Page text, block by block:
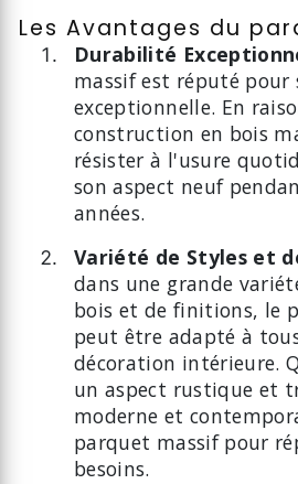
Les Avantages du
Durabilité
massif est réputé
exceptionnelle. En
construction en bois
résister à l'usure
son aspect neuf
années.
Variété de Styles et
dans une grande
bois et de finitions, le
peut être adapté à
décoration intérieure.
un aspect rustique et
moderne et
parquet massif pour
besoins.